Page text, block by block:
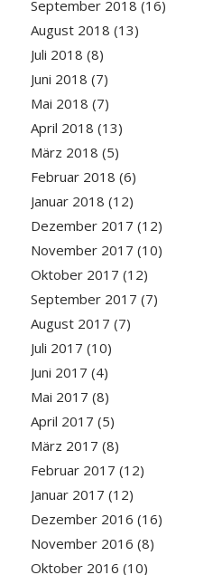
September 2018 (16)
August 2018 (13)
Juli 2018 (8)
Juni 2018 (7)
Mai 2018 (7)
April 2018 (13)
März 2018 (5)
Februar 2018 (6)
Januar 2018 (12)
Dezember 2017 (12)
November 2017 (10)
Oktober 2017 (12)
September 2017 (7)
August 2017 (7)
Juli 2017 (10)
Juni 2017 (4)
Mai 2017 (8)
April 2017 (5)
März 2017 (8)
Februar 2017 (12)
Januar 2017 (12)
Dezember 2016 (16)
November 2016 (8)
Oktober 2016 (10)